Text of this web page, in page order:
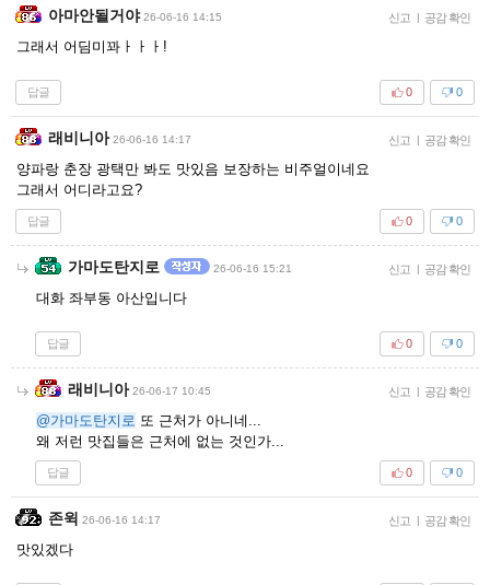
아마안될거야 26-06-16 14:15 신고 | 공감 확인
그래서 어딤미꽈ㅏㅏㅏ!
답글 0
0
래비니아 26-06-16 14:17 신고 | 공감 확인
양파랑 춘장 광택만 봐도 맛있음 보장하는 비주얼이네요
그래서 어디라고요?
답글 0
0
가마도탄지로 26-06-16 15:21 신고 | 공감 확인
대화 좌부동 아산입니다
답글 0
0
래비니아 26-06-17 10:45 신고 | 공감 확인
@가마도탄지로 또 근처가 아니네...
왜 저런 맛집들은 근처에 없는 것인가...
답글 0
0
존윅 26-06-16 14:17 신고 | 공감 확인
맛있겠다